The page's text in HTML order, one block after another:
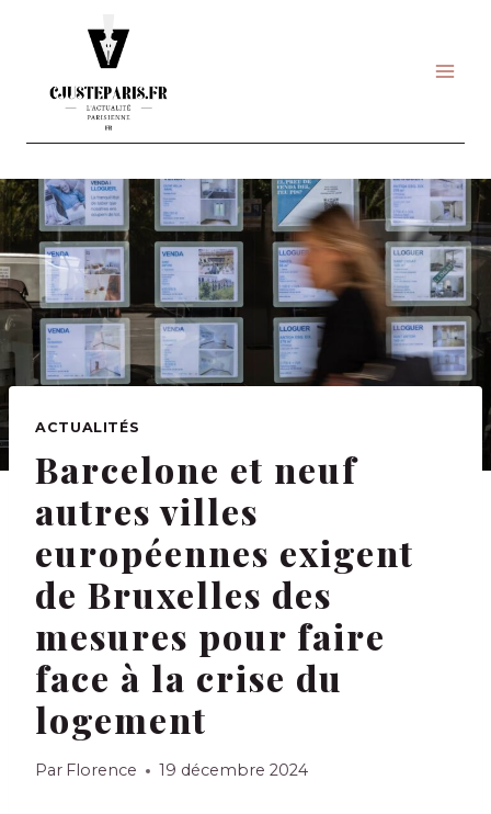
ACTUALITÉS
Barcelone et neuf
autres villes
européennes exigent
de Bruxelles des
mesures pour faire
face à la crise du
logement
Par Florence 19 décembre 2024